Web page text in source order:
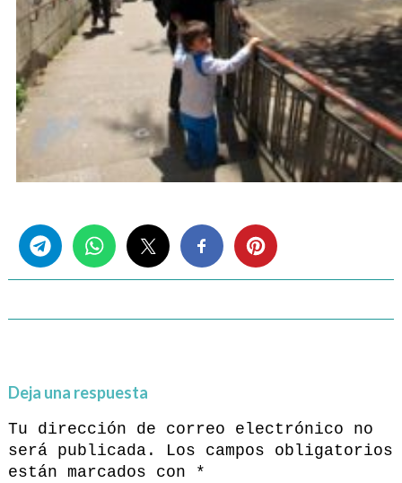
Deja una respuesta
Tu dirección de correo electrónico no
será publicada.
Los campos obligatorios
están marcados con
*